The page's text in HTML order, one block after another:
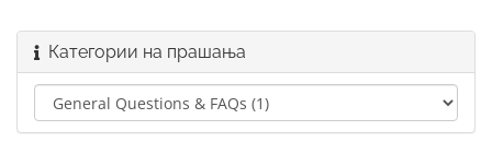
Категории на прашања